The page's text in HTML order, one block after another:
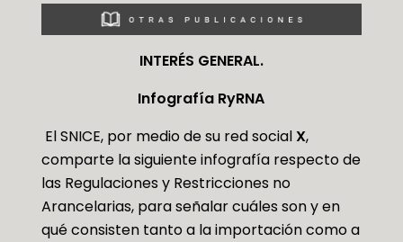
INTERÉS GENERAL.
Infografía RyRNA
El SNICE, por medio de su red socialX,
comparte la siguiente infografía respecto de
las Regulaciones y Restricciones no
Arancelarias, para señalar cuáles son y en
qué consisten tanto a la importación como a